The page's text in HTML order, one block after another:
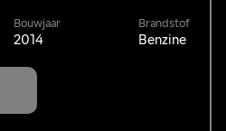
Bouwjaar
2014
Brandstof
Benzine